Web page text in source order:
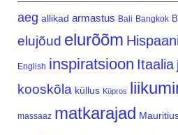
aeg allikad armastus Bali Bangkok
elujõud elurõõm
English inspiratsioon Itaalia
kooskõla küllus Küpros
massaaz matkarajad